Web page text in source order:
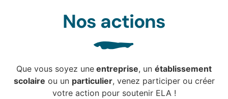
Nos actions
Que vous soyez une entreprise, un établissement
scolaire ou un particulier, venez participer ou créer
votre action pour soutenir ELA !